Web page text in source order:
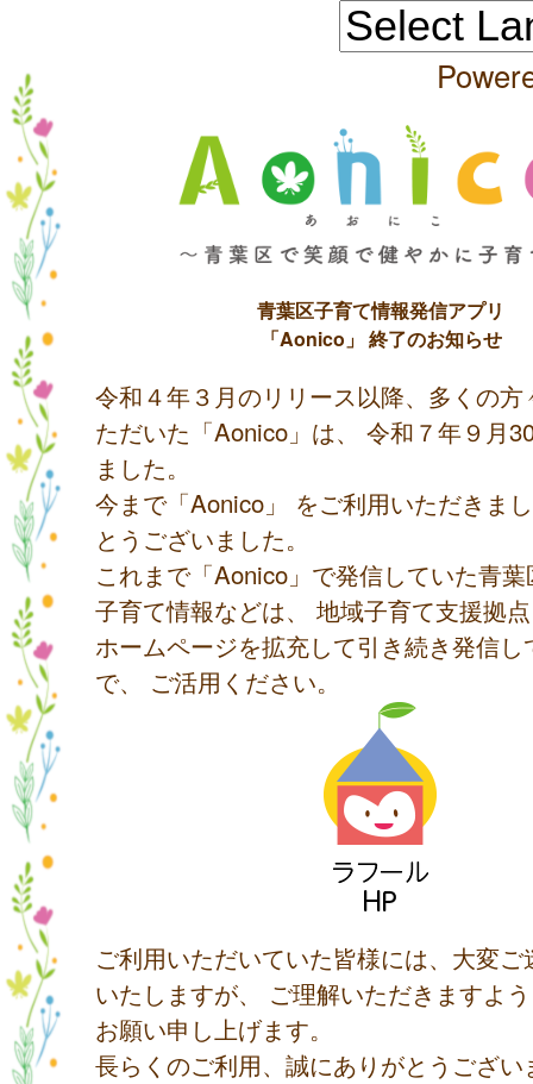
青葉区子育て情報発信アプリ
「Aonico」 終了のお知らせ
令和４年３月のリリース以降、多くの方
ただいた「Aonico」は、 令和７年９月
ました。
今まで「Aonico」 をご利用いただきま
とうございました。
これまで「Aonico」で発信していた青
子育て情報などは、 地域子育て支援拠
ホームページを拡充して引き続き発信し
で、 ご活用ください。
ご利用いただいていた皆様には、大変
いたしますが、 ご理解いただきますよ
お願い申し上げます。
長らくのご利用、誠にありがとうござい